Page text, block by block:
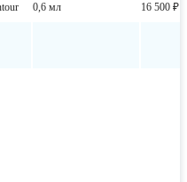
0,6 мл 16 500 ₽